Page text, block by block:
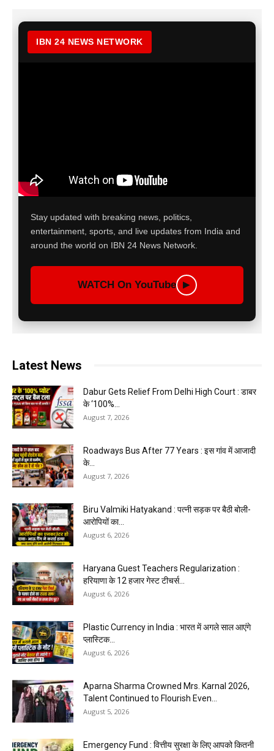
IBN 24 NEWS NETWORK
Stay updated with breaking news, politics,
entertainment, sports, and live updates from India and
around the world on IBN 24 News Network.
WATCH On YouTube ▶
Latest News
Dabur Gets Relief From Delhi High Court : डाबर
के ‘100%...
August 7, 2026
Roadways Bus After 77 Years : इस गांव में आजादी
के...
August 7, 2026
Biru Valmiki Hatyakand : पत्नी सड़क पर बैठी बोली-
आरोपियों का...
August 6, 2026
Haryana Guest Teachers Regularization :
हरियाणा के 12 हजार गेस्ट टीचर्स...
August 6, 2026
Plastic Currency in India : भारत में अगले साल आएंगे
प्लास्टिक...
August 6, 2026
Aparna Sharma Crowned Mrs. Karnal 2026,
Talent Continued to Flourish Even...
August 5, 2026
Emergency Fund : वित्तीय सुरक्षा के लिए आपको कितनी